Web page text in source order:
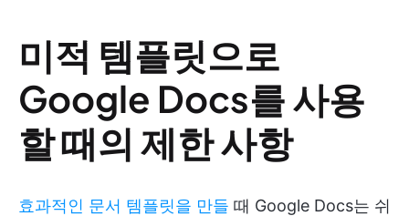
미적 템플릿으로
Google Docs를 사용
할 때의 제한 사항
효과적인 문서 템플릿을 만들 때 Google Docs는 쉬